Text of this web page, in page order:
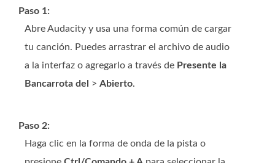
Paso 1:
Abre Audacity y usa una forma común de cargar
tu canción. Puedes arrastrar el archivo de audio
a la interfaz o agregarlo a través de Presente la
Bancarrota del > Abierto.
Paso 2:
Haga clic en la forma de onda de la pista o